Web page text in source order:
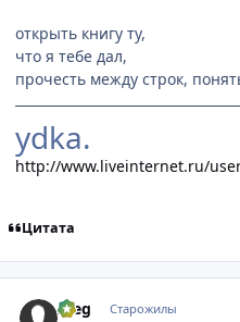
открыть книгу ту,
что я тебе дал,
прочесть между строк,
ydka.
http://www.liveinternet.ru/
Цитата
Aleg Старожилы